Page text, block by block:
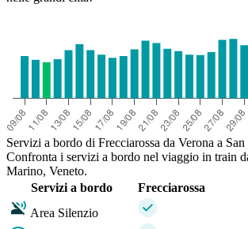
Servizi a bordo di Frecciarossa da Verona a
Confronta i servizi a bordo nel viaggio in train
Marino, Veneto.
Servizi a bordo
Frecciarossa
Area Silenzio